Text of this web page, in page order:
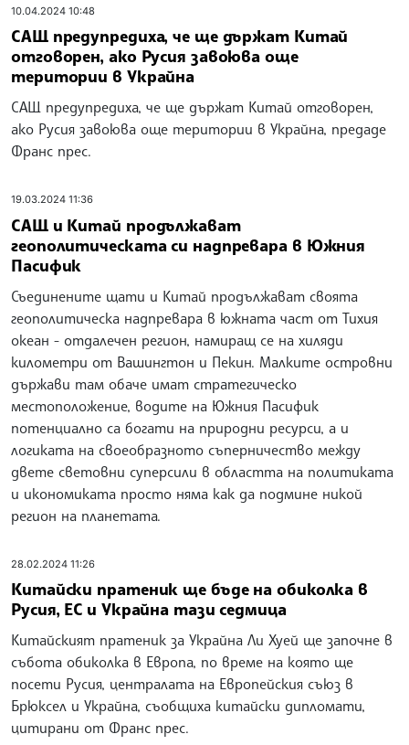
10.04.2024 10:48
САЩ предупредиха, че ще държат Китай
отговорен, ако Русия завоюва още
територии в Украйна
САЩ предупредиха, че ще държат Китай отговорен,
ако Русия завоюва още територии в Украйна, предаде
Франс прес.
19.03.2024 11:36
САЩ и Китай продължават
геополитическата си надпревара в Южния
Пасифик
Съединените щати и Китай продължават своята
геополитическа надпревара в южната част от Тихия
океан - отдалечен регион, намиращ се на хиляди
километри от Вашингтон и Пекин. Малките островни
държави там обаче имат стратегическо
местоположение, водите на Южния Пасифик
потенциално са богати на природни ресурси, а и
логиката на своеобразното съперничество между
двете световни суперсили в областта на политиката
и икономиката просто няма как да подмине никой
регион на планетата.
28.02.2024 11:26
Китайски пратеник ще бъде на обиколка в
Русия, ЕС и Украйна тази седмица
Китайският пратеник за Украйна Ли Хуей ще започне в
събота обиколка в Европа, по време на която ще
посети Русия, централата на Европейския съюз в
Брюксел и Украйна, съобщиха китайски дипломати,
цитирани от Франс прес.